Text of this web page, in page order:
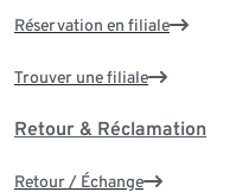
Réservation en filiale
Trouver une filiale
Retour & Réclamation
Retour / Échange